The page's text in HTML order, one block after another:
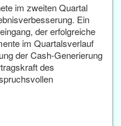
im zweiten Quartal
Ein
der erfolgreiche
im Quartalsverlauf
der Cash-Generierung
des